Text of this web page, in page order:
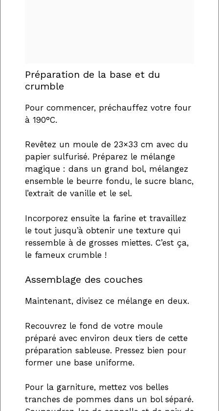
Préparation de la base et du
crumble
Pour commencer, préchauffez votre four
à 190°C.
Revêtez un moule de 23×33 cm avec du
papier sulfurisé. Préparez le mélange
magique : dans un grand bol, mélangez
ensemble le beurre fondu, le sucre blanc,
l’extrait de vanille et le sel.
Incorporez ensuite la farine et travaillez
le tout jusqu’à obtenir une texture qui
ressemble à de grosses miettes. C’est ça,
le fameux crumble !
Assemblage des couches
Maintenant, divisez ce mélange en deux.
Recouvrez le fond de votre moule
préparé avec environ deux tiers de cette
préparation sableuse. Pressez bien pour
former une base uniforme.
Pour la garniture, mettez vos belles
tranches de pommes dans un bol séparé.